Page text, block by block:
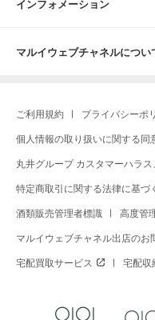
インフォメーション
マルイウェブチャネルについ
ご利用規約 プライバシーポ
個人情報の取り扱いに関する同
丸井グループ カスタマーハラ
特定商取引に関する法律に基づ
酒類販売管理者標識 高度管
マルイウェブチャネル出店のお
宅配買取サービス 宅配収